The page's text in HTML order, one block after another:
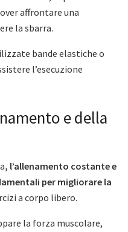
affrontare una
la sbarra.
bande elastiche o
l’esecuzione
e della
, l’allenamento costante e
per migliorare la
a corpo libero.
la forza muscolare,